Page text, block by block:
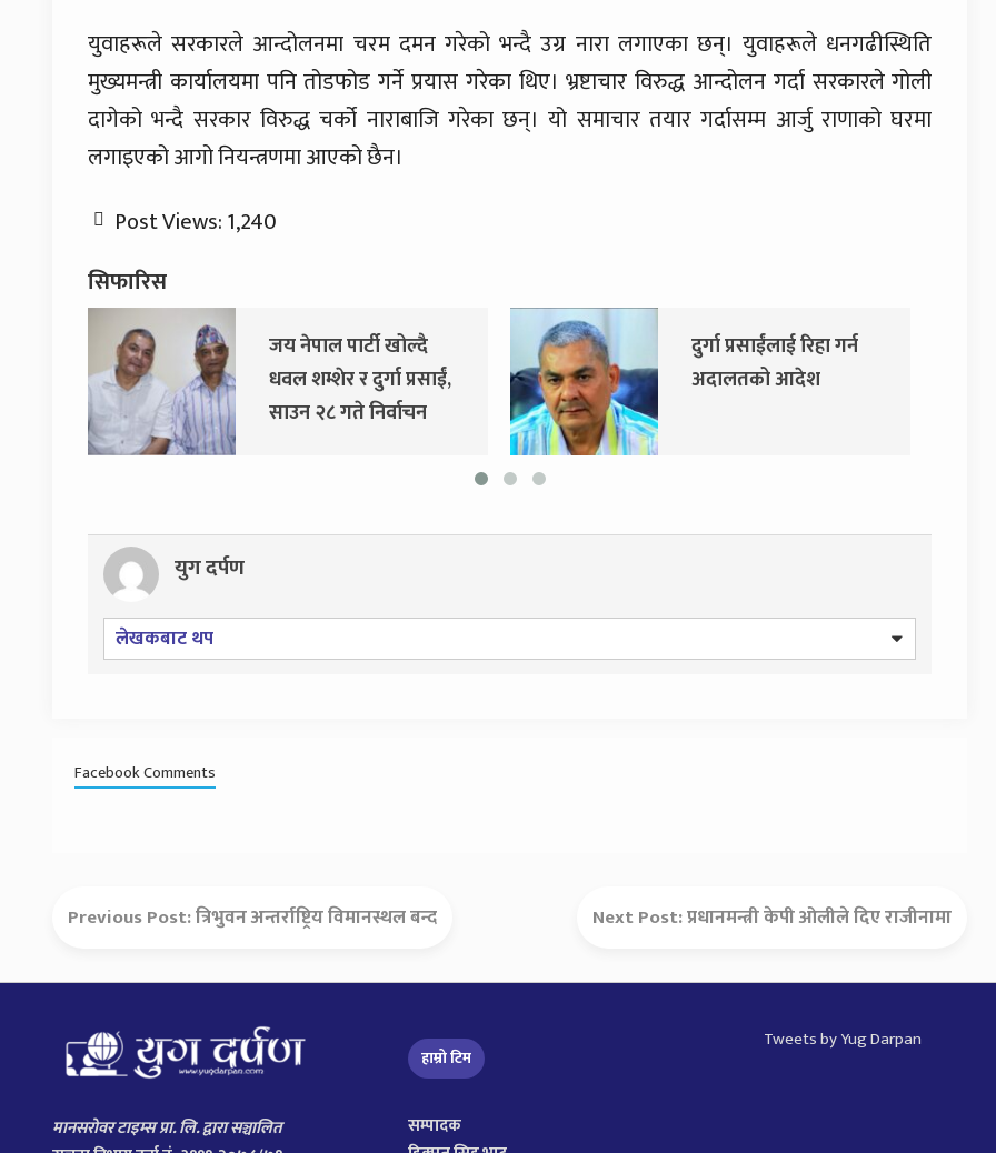
युवाहरूले सरकारले आन्दोलनमा चरम दमन गरेको भन्दै उग्र नारा लगाएका छन्। युवाहरूले धनगढीस्थिति
मुख्यमन्त्री कार्यालयमा पनि तोडफोड गर्ने प्रयास गरेका थिए। भ्रष्टाचार विरुद्ध आन्दोलन गर्दा सरकारले गोली
दागेको भन्दै सरकार विरुद्ध चर्को नाराबाजि गरेका छन्। यो समाचार तयार गर्दासम्म आर्जु राणाको घरमा
लगाइएको आगो नियन्त्रणमा आएको छैन।
Post Views:1,240
सिफारिस
जय नेपाल पार्टी खोल्दै
धवल शम्शेर र दुर्गा प्रसाईं,
साउन २८ गते निर्वाचन
आयोग जाने
दुर्गा प्रसाईंलाई रिहा गर्न
अदालतको आदेश
युग दर्पण
लेखकबाट थप
Facebook Comments
Previous Post:त्रिभुवन अन्तर्राष्ट्रिय विमानस्थल बन्द Next Post:प्रधानमन्त्री केपी ओलीले दिए राजीनामा
मानसरोवर टाइम्स प्रा. लि. द्वारा सञ्चालित
हाम्रो टिम
सम्पादक
Tweets by Yug Darpan